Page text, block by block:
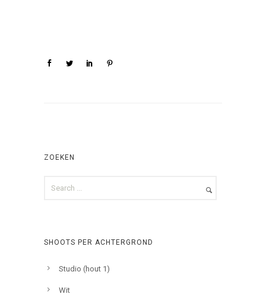
ZOEKEN
SHOOTS PER ACHTERGROND
Studio (hout 1)
Wit